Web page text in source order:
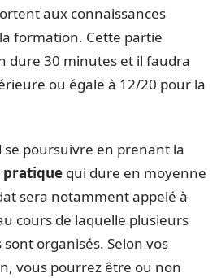
aux connaissances
formation. Cette partie
dure 30 minutes et il faudra
ou égale à 12/20 pour la
se poursuivre en prenant la
pratique qui dure en moyenne
sera notamment appelé à
cours de laquelle plusieurs
organisés. Selon vos
vous pourrez être ou non